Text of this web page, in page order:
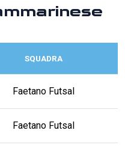
SQUADRA
Faetano Futsal
Faetano Futsal